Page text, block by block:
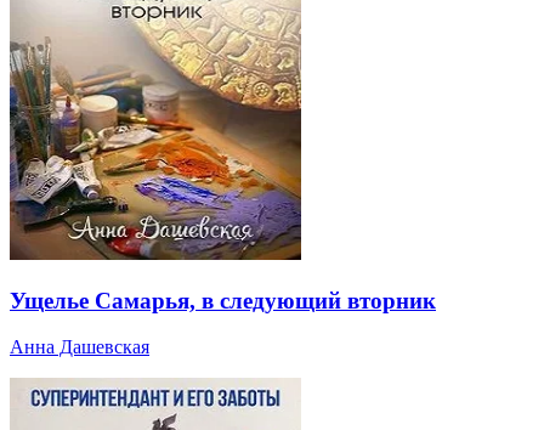
Ущелье Самарья, в следующий вторник
Анна Дашевская